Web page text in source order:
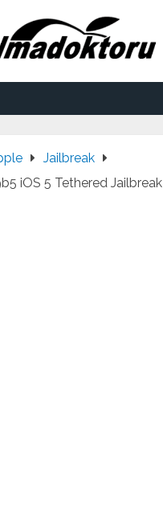
Jailbreak
iOS 5 Tethered Jailbreak